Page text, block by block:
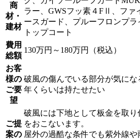
商
材・
建材
ラー、GWSフッ素４FⅡ、フ
ースガード、プルーフロンプ
トップコート
費用
総額
130万円～180万円（税込）
お客
様の
ご要
望
破風の傷んでいる部分が気に
年くらいは持たせたい
ご提
案の
破風には下地として板金を取
をおこないます。
屋外の過酷な条件でも紫外線や